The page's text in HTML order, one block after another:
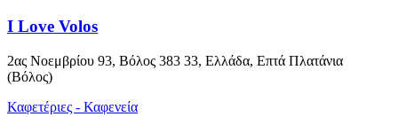
I Love Volos
2ας Νοεμβρίου 93, Βόλος 383 33, Ελλάδα, Επτά Πλατάνια
(Βόλος)
Καφετέριες - Καφενεία